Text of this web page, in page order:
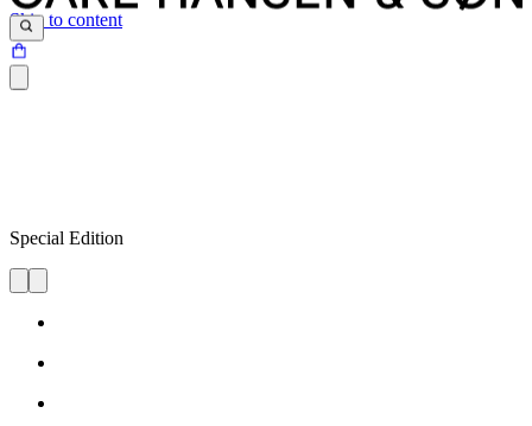
Skip to content
Special Edition